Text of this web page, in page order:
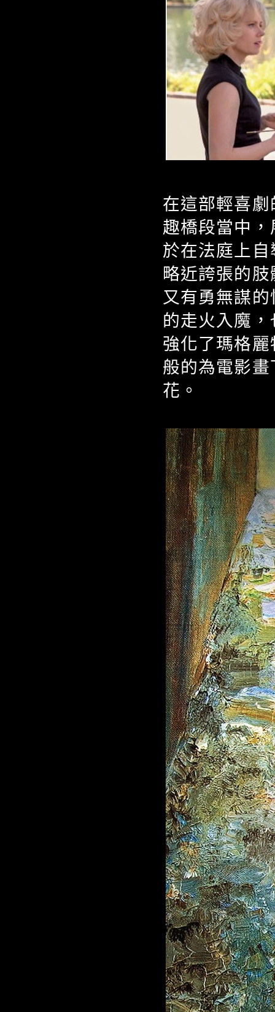
在這部輕喜
趣橋段當中
於在法庭上
略近誇張的
又有勇無謀
的走火入魔
強化了瑪格
般的為電影
花。